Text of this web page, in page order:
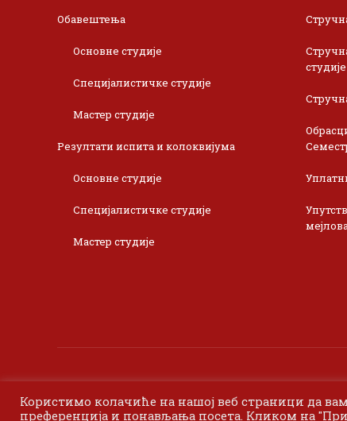
Обавештења
Основне студије
Специјалистичке студије
Мастер студије
Резултати испита и колоквијума
Основне студије
Специјалистичке студије
Мастер студије
студије
Користимо колачиће на нашој веб страници да
преференција и понављања посета. Кликом на